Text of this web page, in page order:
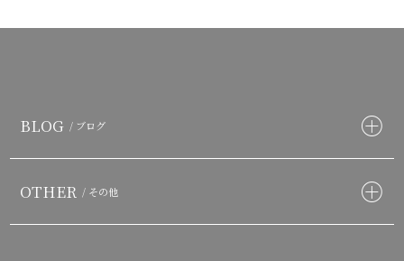
BLOG / ブログ
OTHER / その他